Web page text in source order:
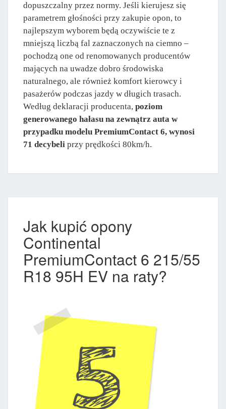
dopuszczalny przez normy. Jeśli kierujesz się
parametrem głośności przy zakupie opon, to
najlepszym wyborem będą oczywiście te z
mniejszą liczbą fal zaznaczonych na ciemno –
pochodzą one od renomowanych producentów
mających na uwadze dobro środowiska
naturalnego, ale również komfort kierowcy i
pasażerów podczas jazdy w długich trasach.
Według deklaracji producenta, poziom
generowanego hałasu na zewnątrz auta w
przypadku modelu PremiumContact 6, wynosi
71 decybeli przy prędkości 80km/h.
Jak kupić opony
Continental
PremiumContact 6 215/55
R18 95H EV na raty?